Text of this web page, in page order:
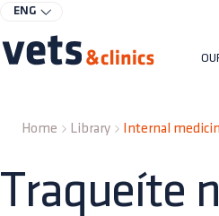
ENG
Home Library Internal
Traqueíte